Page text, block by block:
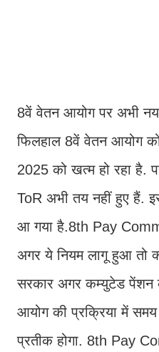
8वें वेतन आयोग पर अभी
फिलहाल 8वें वेतन आयोग
2025 को खत्म हो रहा है.
ToR अभी तय नहीं हुए हैं.
आ गया है.8th Pay
अगर ये नियम लागू हुआ तो
सरकार अगर कम्युटेड पेंशन
आयोग की प्रक्रिया में
प्रतीक होगा. 8th Pay